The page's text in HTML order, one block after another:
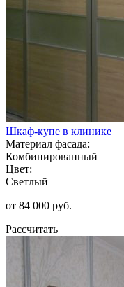
Шкаф-купе в клинике
Материал фасада:
Комбинированный
Цвет:
Светлый
от 84 000 руб.
Рассчитать